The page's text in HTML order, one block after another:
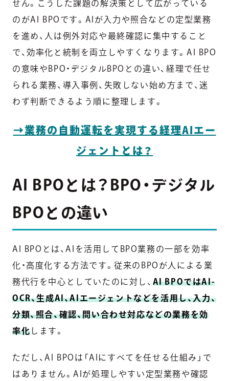
せん。こうした課題の解決策として広がっている
のがAI BPOです。AIが入力や照合などの定型業務
を進め、人は例外対応や最終確認に集中すること
で、効率化と統制を両立しやすくなります。AI BPO
の意味やBPO・デジタルBPOとの違い、経理で任せ
られる業務、導入事例、失敗しない始め方まで、迷
わず判断できるよう順に整理します。
→業務の自動運転を実現する経理AIエー
ジェントとは？
AI BPOとは？BPO・デジタル
BPOとの違い
AI BPOとは、AIを活用してBPO業務の一部を効率
化・高度化する方法です。従来のBPOが人による業
務代行を中心としていたのに対し、 AI BPOではAI-
OCR、生成AI、AIエージェントなどを活用し、入力、
分類、照合、確認、問い合わせ対応などの業務を効
率化 します。
ただし、AI BPOは「AIにすべてを任せる仕組み」で
はありません。AIが処理しやすい定型業務や確認